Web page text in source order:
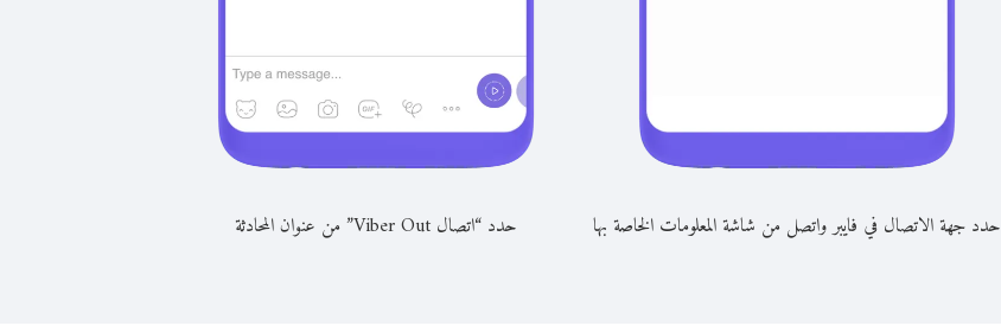
حدد جهة الاتصال في فايبر واتصل من شاشة المعلومات الخاصة بها حدد “اتصال Viber Out” من عنوان المحادثة